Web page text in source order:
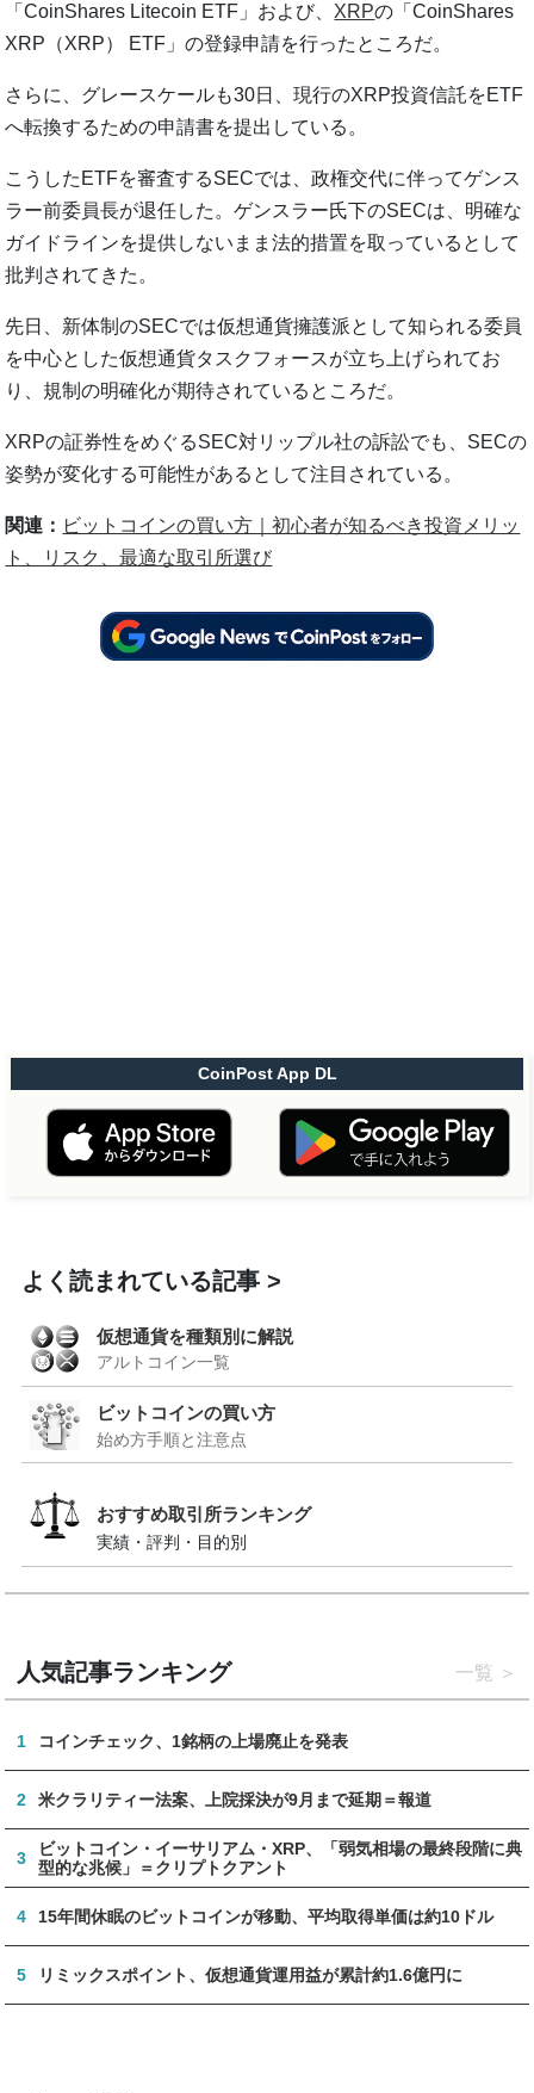
「CoinShares Litecoin ETF」および、 XRPの「CoinShares
XRP（XRP） ETF」の登録申請を行ったところだ。
さらに、グレースケールも30日、現行のXRP投資信託をETF
へ転換するための申請書を提出している。
こうしたETFを審査するSECでは、政権交代に伴ってゲンス
ラー前委員長が退任した。ゲンスラー氏下のSECは、明確な
ガイドラインを提供しないまま法的措置を取っているとして
批判されてきた。
先日、新体制のSECでは仮想通貨擁護派として知られる委員
を中心とした仮想通貨タスクフォースが立ち上げられてお
り、規制の明確化が期待されているところだ。
XRPの証券性をめぐるSEC対リップル社の訴訟でも、SECの
姿勢が変化する可能性があるとして注目されている。
関連： ビットコインの買い方｜初心者が知るべき投資メリッ
ト、リスク、最適な取引所選び
CoinPost App DL
よく読まれている記事
仮想通貨を種類別に解説
アルトコイン一覧
ビットコインの買い方
始め方手順と注意点
おすすめ取引所ランキング
実績・評判・目的別
人気記事ランキング 一覧
1 コインチェック、1銘柄の上場廃止を発表
2 米クラリティー法案、上院採決が9月まで延期＝報道
3
ビットコイン・イーサリアム・XRP、「弱気相場の最終段階に典
型的な兆候」＝クリプトクアント
4 15年間休眠のビットコインが移動、平均取得単価は約10ドル
5 リミックスポイント、仮想通貨運用益が累計約1.6億円に